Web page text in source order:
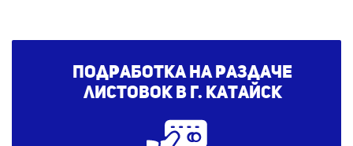
Подработка на раздаче
листовок в г. Катайск